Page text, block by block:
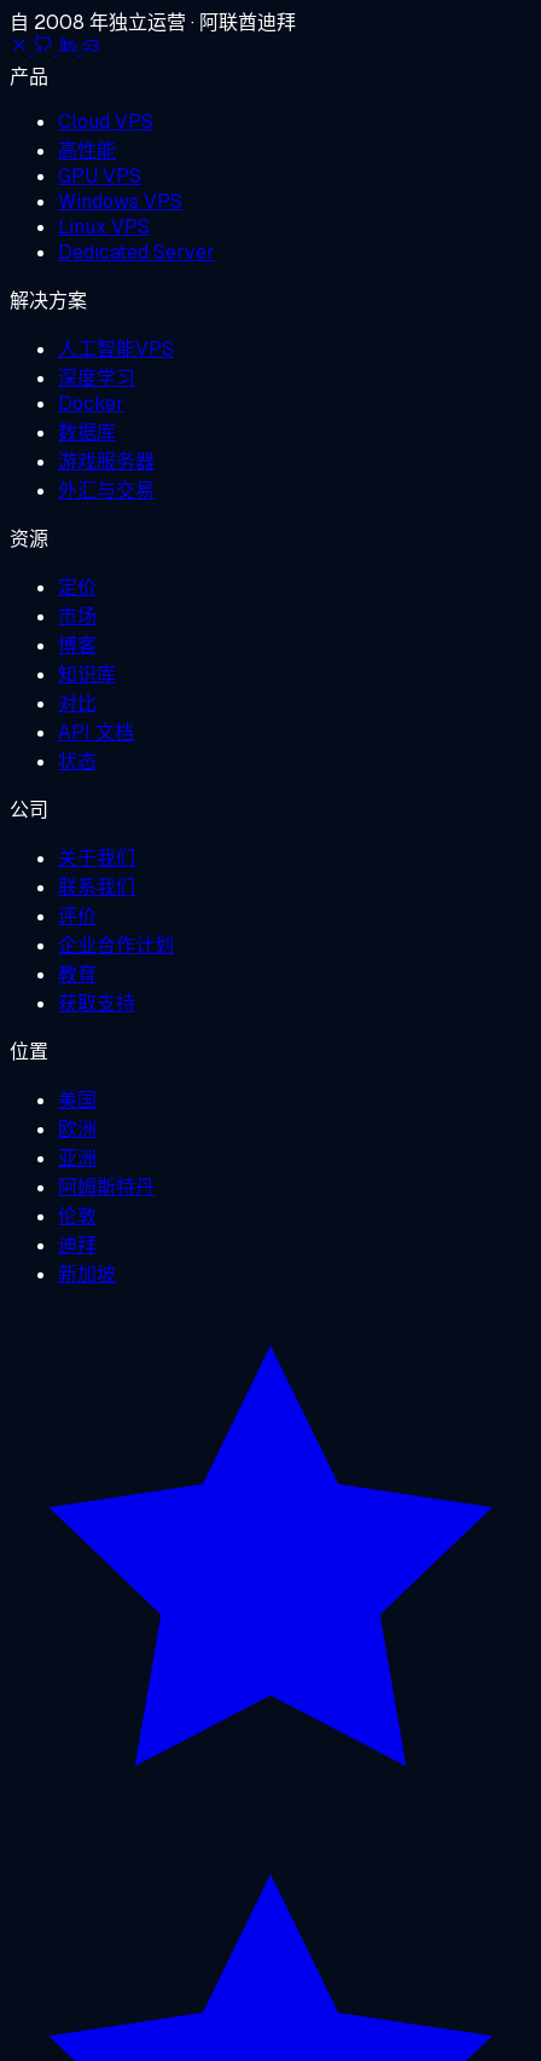
自 2008 年独立运营 · 阿联酋迪拜
产品
Cloud VPS
高性能
GPU VPS
Windows VPS
Linux VPS
Dedicated Server
解决方案
人工智能VPS
深度学习
Docker
数据库
游戏服务器
外汇与交易
资源
定价
市场
博客
知识库
对比
API 文档
状态
公司
关于我们
联系我们
评价
企业合作计划
教育
获取支持
位置
美国
欧洲
亚洲
阿姆斯特丹
伦敦
迪拜
新加坡